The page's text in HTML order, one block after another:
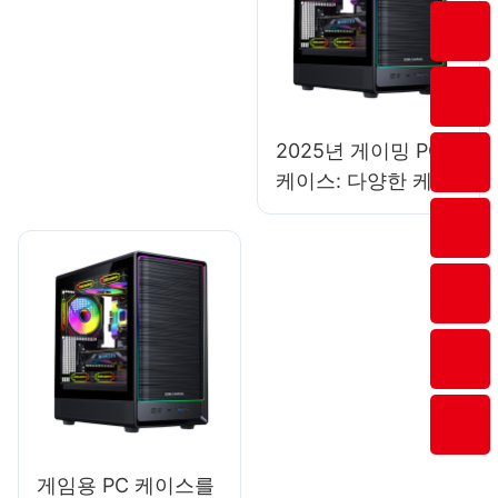
2025년 게이밍 PC
케이스: 다양한 케이
스 크기의 장단점
게임용 PC 케이스를